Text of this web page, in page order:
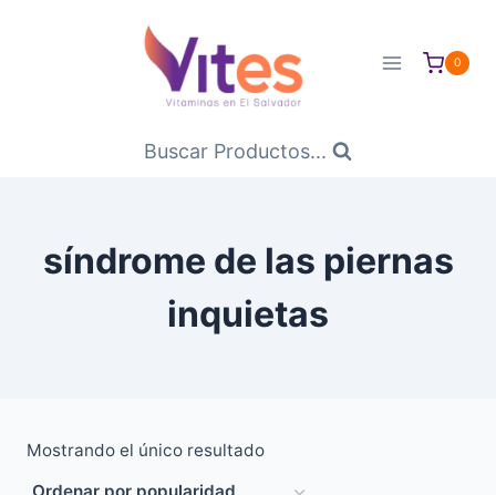
0
Buscar Productos...
síndrome de las piernas
inquietas
Mostrando el único resultado